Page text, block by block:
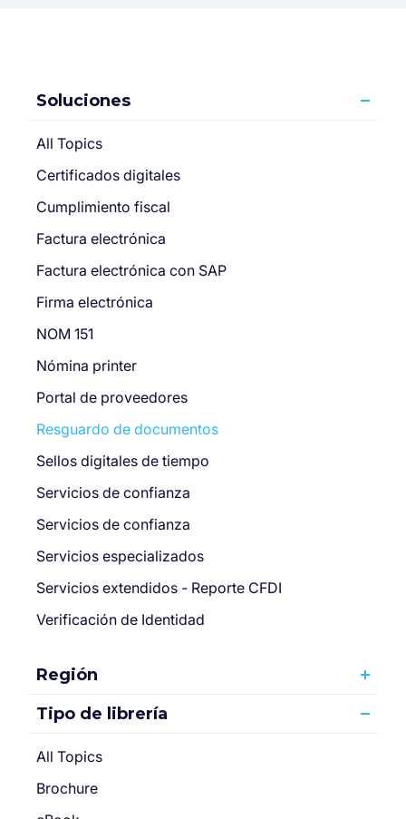
Soluciones
All Topics
Certificados digitales
Cumplimiento fiscal
Factura electrónica
Factura electrónica con SAP
Firma electrónica
NOM 151
Nómina printer
Portal de proveedores
Resguardo de documentos
Sellos digitales de tiempo
Servicios de confianza
Servicios de confianza
Servicios especializados
Servicios extendidos - Reporte CFDI
Verificación de Identidad
Región
Tipo de librería
All Topics
Brochure